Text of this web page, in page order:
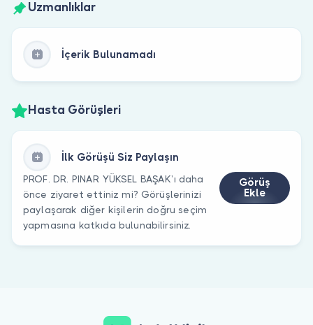
Uzmanlıklar
İçerik Bulunamadı
Hasta Görüşleri
İlk Görüşü Siz Paylaşın
PROF. DR. PINAR YÜKSEL BAŞAK’ı daha
önce ziyaret ettiniz mi? Görüşlerinizi
paylaşarak diğer kişilerin doğru seçim
yapmasına katkıda bulunabilirsiniz.
Görüş
Ekle